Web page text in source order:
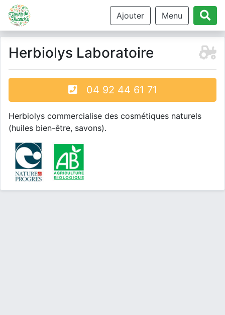
Ajouter Menu
Herbiolys Laboratoire
04 92 44 61 71
Herbiolys commercialise des cosmétiques naturels
(huiles bien-être, savons).